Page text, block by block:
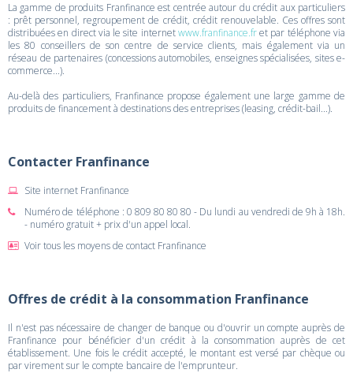
La gamme de produits Franfinance est centrée autour du crédit aux particuliers
: prêt personnel, regroupement de crédit, crédit renouvelable. Ces offres sont
distribuées en direct via le site internetwww.franfinance.fret par téléphone via
les 80 conseillers de son centre de service clients, mais également via un
réseau de partenaires (concessions automobiles, enseignes spécialisées, sites e-
commerce...).
Au-delà des particuliers, Franfinance propose également une large gamme de
produits de financement à destinations des entreprises (leasing, crédit-bail...).
Contacter Franfinance
Site internet Franfinance
Numéro de téléphone : 0 809 80 80 80 - Du lundi au vendredi de 9h à 18h.
- numéro gratuit + prix d'un appel local.
Voir tous les moyens de contact Franfinance
Offres de crédit à la consommation Franfinance
Il n'est pas nécessaire de changer de banque ou d'ouvrir un compte auprès de
Franfinance pour bénéficier d'un crédit à la consommation auprès de cet
établissement. Une fois le crédit accepté, le montant est versé par chèque ou
par virement sur le compte bancaire de l'emprunteur.